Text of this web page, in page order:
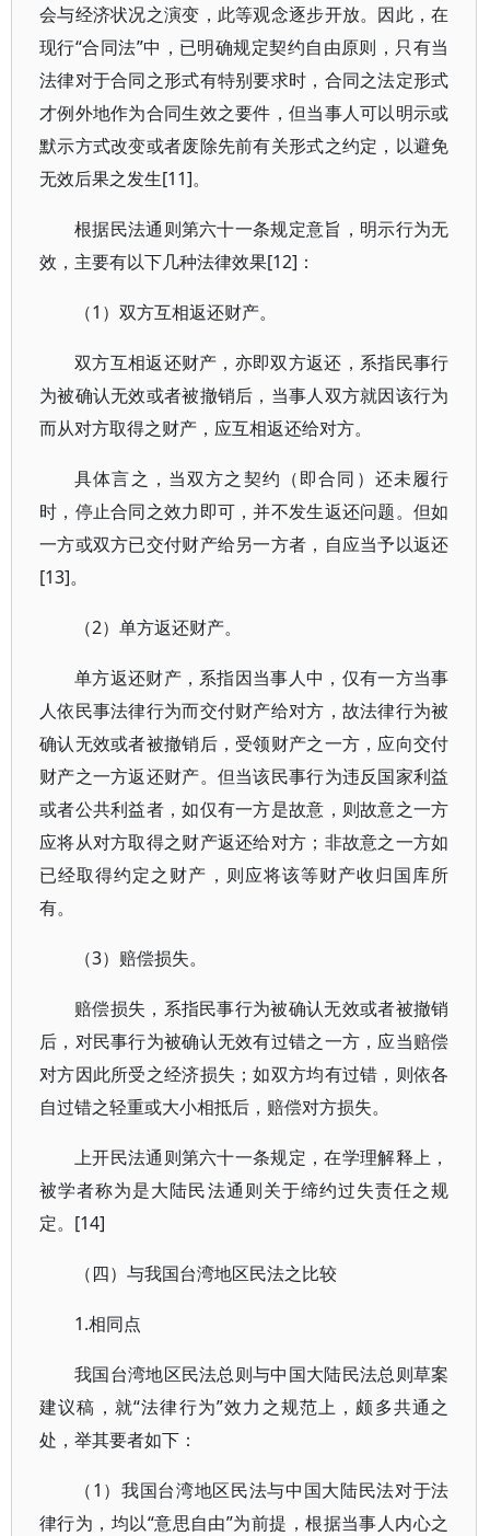
会与经济状况之演变，此等观念逐步开放。因此，在
现行“合同法”中，已明确规定契约自由原则，只有当
法律对于合同之形式有特别要求时，合同之法定形式
才例外地作为合同生效之要件，但当事人可以明示或
默示方式改变或者废除先前有关形式之约定，以避免
无效后果之发生[11]。
根据民法通则第六十一条规定意旨，明示行为无
效，主要有以下几种法律效果[12]：
（1）双方互相返还财产。
双方互相返还财产，亦即双方返还，系指民事行
为被确认无效或者被撤销后，当事人双方就因该行为
而从对方取得之财产，应互相返还给对方。
具体言之，当双方之契约（即合同）还未履行
时，停止合同之效力即可，并不发生返还问题。但如
一方或双方已交付财产给另一方者，自应当予以返还
[13]。
（2）单方返还财产。
单方返还财产，系指因当事人中，仅有一方当事
人依民事法律行为而交付财产给对方，故法律行为被
确认无效或者被撤销后，受领财产之一方，应向交付
财产之一方返还财产。但当该民事行为违反国家利益
或者公共利益者，如仅有一方是故意，则故意之一方
应将从对方取得之财产返还给对方；非故意之一方如
已经取得约定之财产，则应将该等财产收归国库所
有。
（3）赔偿损失。
赔偿损失，系指民事行为被确认无效或者被撤销
后，对民事行为被确认无效有过错之一方，应当赔偿
对方因此所受之经济损失；如双方均有过错，则依各
自过错之轻重或大小相抵后，赔偿对方损失。
上开民法通则第六十一条规定，在学理解释上，
被学者称为是大陆民法通则关于缔约过失责任之规
定。[14]
（四）与我国台湾地区民法之比较
1.相同点
我国台湾地区民法总则与中国大陆民法总则草案
建议稿，就“法律行为”效力之规范上，颇多共通之
处，举其要者如下：
（1）我国台湾地区民法与中国大陆民法对于法
律行为，均以“意思自由”为前提，根据当事人内心之